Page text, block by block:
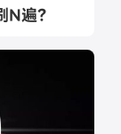
遍？